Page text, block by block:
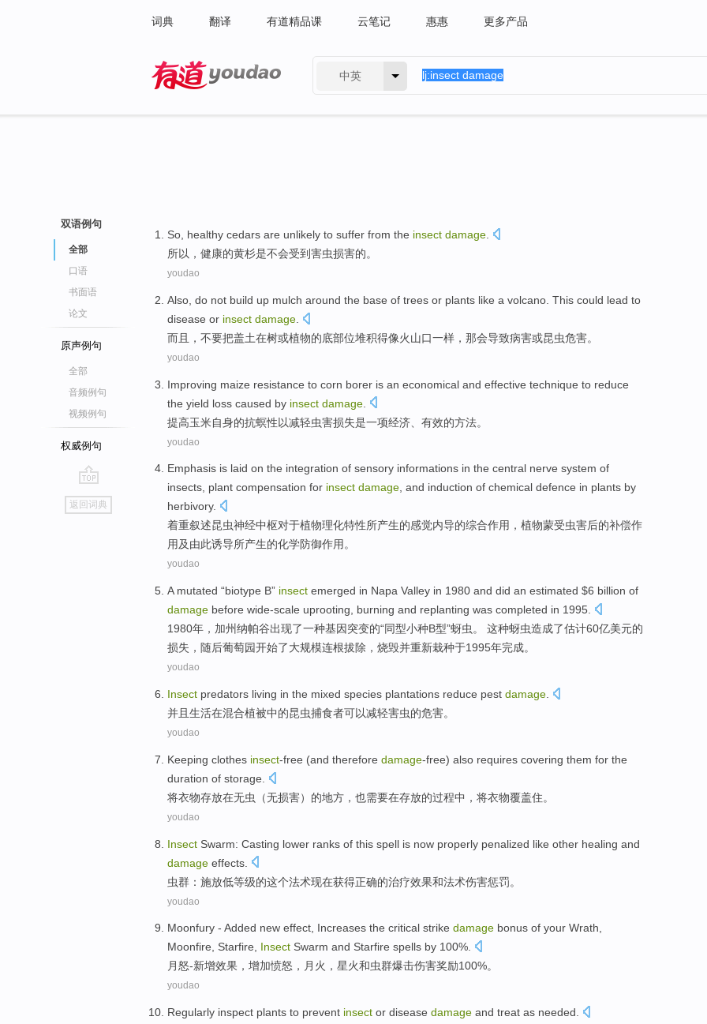
词典 翻译 有道精品课 云笔记 惠惠 更多产品
中英
双语例句
全部
口语
书面语
论文
原声例句
全部
音频例句
视频例句
权威例句
go
top
返回词典
So healthy cedars are unlikely to suffer from the insect damage
所以 ， 健康的黄杉是不会受到害虫损害的。
youdao
Also do not build up mulch around the base of trees or plants like a volcano This could lead to
disease or insect damage
而且
， 不要把盖土在树或植物的底部位堆积得像火山口一样， 那会导致病害或昆虫危害。
youdao
Improving maize resistance to corn borer is an economical and effective technique to reduce
the yield loss caused by insect damage
提高玉米自身的抗螟性以减轻虫害损失是一项经济 有效的方法。
youdao
Emphasis is laid on the integration of sensory informations in the central nerve system of
insects, plant compensation for insect damage, and induction of chemical defence in plants by
herbivory.
着重叙述昆虫神经中枢对于植物理化特性所产生的感觉内导的综合作用，植物蒙受虫害后的补偿作
用及由此诱导所产生的化学防御作用。
youdao
A mutated “biotype B” insect emerged in Napa Valley in 1980 and did an estimated $6 billion of
damage before wide-scale uprooting burning and replanting was completed in 1995.
1980年， 加州纳帕谷出现了一种基因突变的“同型小种B型”蚜虫 。 这种蚜虫造成了估计60亿美元的
损失 ，随后葡萄园开始了大规模连根拔除， 烧毁并重新栽种于1995年完成。
youdao
Insect predators living in the mixed species plantations reduce pest damage
并且生活在混合植被中的昆虫捕食者可以减轻害虫的危害。
youdao
Keeping clothes insect-free (and therefore damage-free) also requires covering them for the
duration of storage
将衣物存放在无虫（无损害）的地方， 也需要在存放的过程中，将衣物覆盖住。
youdao
Insect Swarm: Casting lower ranks of this spell is now properly penalized like other healing and
damage effects.
虫群 ： 施放低等级的这个法术现在获得正确的治疗效果和法术伤害惩罚。
youdao
Moonfury - Added new effect, Increases the critical strike damage bonus of your Wrath,
Moonfire, Starfire, Insect Swarm and Starfire spells by 100%.
月怒-新增效果 ， 增加愤怒 ，月火， 星火和虫群爆击伤害奖励100%。
youdao
Regularly inspect plants to prevent insect or disease damage and treat as needed